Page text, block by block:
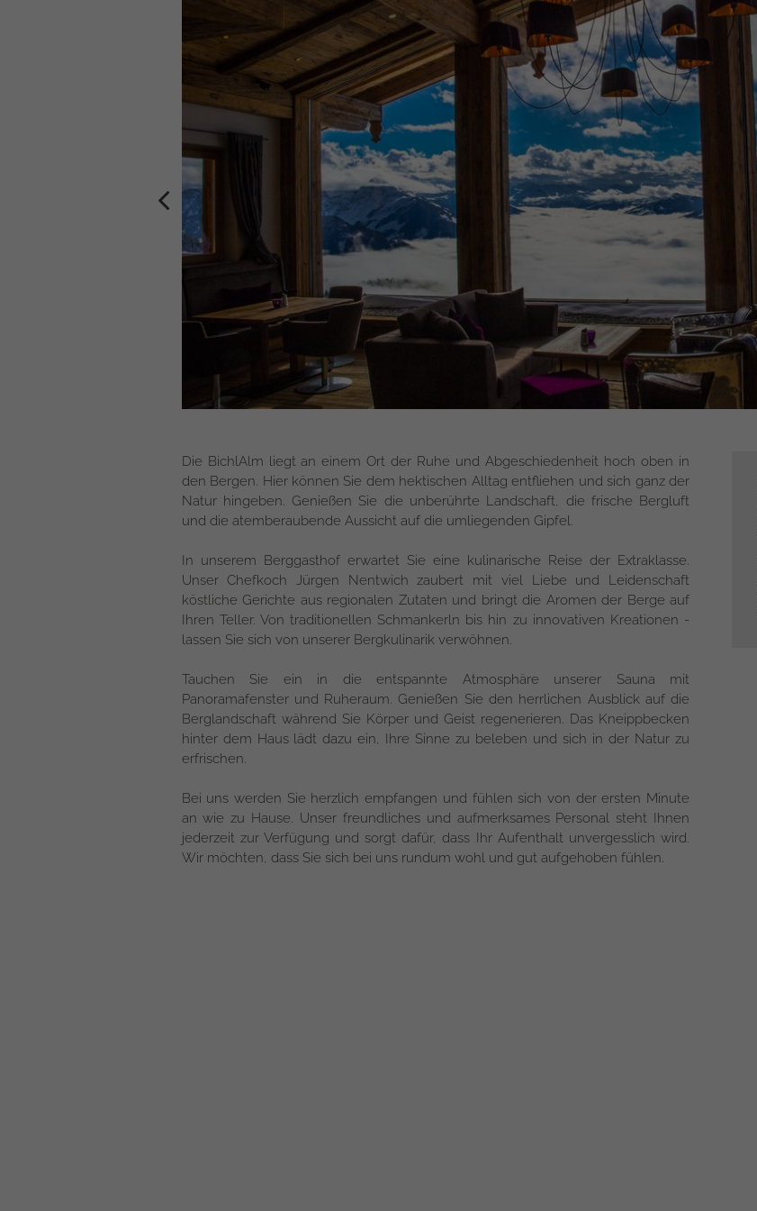
●
●
●
●
●
●
Die BichlAlm liegt an einem Ort der Ruhe und Abgeschiedenheit hoch oben in
den Bergen. Hier können Sie dem hektischen Alltag entfliehen und sich ganz der
Natur hingeben. Genießen Sie die unberührte Landschaft, die frische Bergluft
und die atemberaubende Aussicht auf die umliegenden Gipfel.
In unserem Berggasthof erwartet Sie eine kulinarische Reise der Extraklasse.
Unser Chefkoch Jürgen Nentwich zaubert mit viel Liebe und Leidenschaft
köstliche Gerichte aus regionalen Zutaten und bringt die Aromen der Berge auf
Ihren Teller. Von traditionellen Schmankerln bis hin zu innovativen Kreationen -
lassen Sie sich von unserer Bergkulinarik verwöhnen.
Tauchen Sie ein in die entspannte Atmosphäre unserer Sauna mit
Panoramafenster und Ruheraum. Genießen Sie den herrlichen Ausblick auf die
Berglandschaft während Sie Körper und Geist regenerieren. Das Kneippbecken
hinter dem Haus lädt dazu ein, Ihre Sinne zu beleben und sich in der Natur zu
erfrischen.
Bei uns werden Sie herzlich empfangen und fühlen sich von der ersten Minute
an wie zu Hause. Unser freundliches und aufmerksames Personal steht Ihnen
jederzeit zur Verfügung und sorgt dafür, dass Ihr Aufenthalt unvergesslich wird.
Wir möchten, dass Sie sich bei uns rundum wohl und gut aufgehoben fühlen.